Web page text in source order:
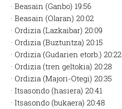
· Beasain (Ganbo) 19:56
· Beasain (Olaran) 20:02
· Ordizia (Lazkaibar) 20:09
· Ordizia (Buztuntza) 20:15
· Ordizia (Gudarien etorb.) 20:22
· Ordizia (tren geltokia) 20:28
· Ordizia (Majori-Otegi) 20:35
· Itsasondo (hasiera) 20:41
· Itsasondo (bukaera) 20:48